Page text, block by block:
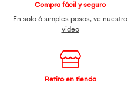
Compra fácil y seguro
En solo 6 simples pasos, ve nuestro
video
Retiro en tienda